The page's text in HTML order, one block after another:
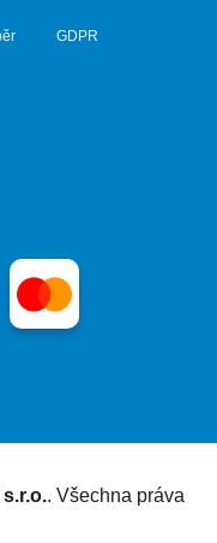
GDPR
s.r.o.. Všechna práva